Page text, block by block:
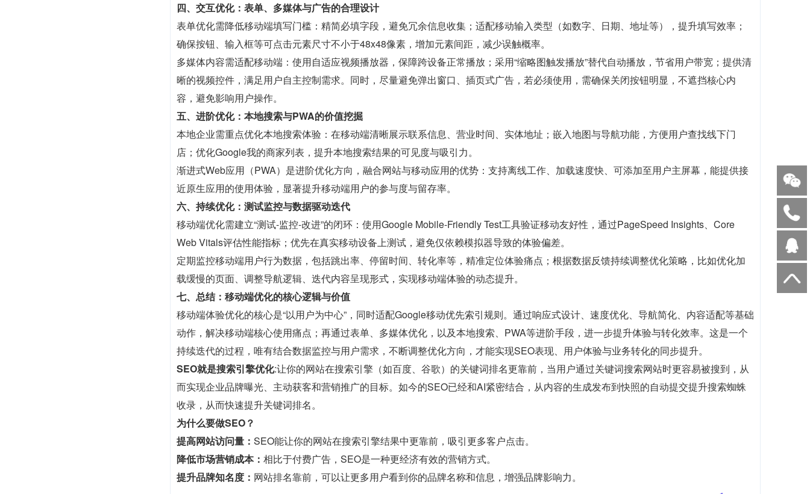
四、交互优化：表单、多媒体与广告的合理设计
表单优化需降低移动端填写门槛：精简必填字段，避免冗余信息收集；适配移动输入类型（如数字、日期、地址等），提升填写效率；
确保按钮、输入框等可点击元素尺寸不小于48x48像素，增加元素间距，减少误触概率。
多媒体内容需适配移动端：使用自适应视频播放器，保障跨设备正常播放；采用“缩略图触发播放”替代自动播放，节省用户带宽；提供清
晰的视频控件，满足用户自主控制需求。同时，尽量避免弹出窗口、插页式广告，若必须使用，需确保关闭按钮明显，不遮挡核心内
容，避免影响用户操作。
五、进阶优化：本地搜索与PWA的价值挖掘
本地企业需重点优化本地搜索体验：在移动端清晰展示联系信息、营业时间、实体地址；嵌入地图与导航功能，方便用户查找线下门
店；优化Google我的商家列表，提升本地搜索结果的可见度与吸引力。
渐进式Web应用（PWA）是进阶优化方向，融合网站与移动应用的优势：支持离线工作、加载速度快、可添加至用户主屏幕，能提供接
近原生应用的使用体验，显著提升移动端用户的参与度与留存率。
六、持续优化：测试监控与数据驱动迭代
移动端优化需建立“测试-监控-改进”的闭环：使用Google Mobile-Friendly Test工具验证移动友好性，通过PageSpeed Insights、Core
Web Vitals评估性能指标；优先在真实移动设备上测试，避免仅依赖模拟器导致的体验偏差。
定期监控移动端用户行为数据，包括跳出率、停留时间、转化率等，精准定位体验痛点；根据数据反馈持续调整优化策略，比如优化加
载缓慢的页面、调整导航逻辑、迭代内容呈现形式，实现移动端体验的动态提升。
七、总结：移动端优化的核心逻辑与价值
移动端体验优化的核心是“以用户为中心”，同时适配Google移动优先索引规则。通过响应式设计、速度优化、导航简化、内容适配等基础
动作，解决移动端核心使用痛点；再通过表单、多媒体优化，以及本地搜索、PWA等进阶手段，进一步提升体验与转化效率。这是一个
持续迭代的过程，唯有结合数据监控与用户需求，不断调整优化方向，才能实现SEO表现、用户体验与业务转化的同步提升。
SEO就是搜索引擎优化:让你的网站在搜索引擎（如百度、谷歌）的关键词排名更靠前，当用户通过关键词搜索网站时更容易被搜到，从
而实现企业品牌曝光、主动获客和营销推广的目标。如今的SEO已经和AI紧密结合，从内容的生成发布到快照的自动提交提升搜索蜘蛛
收录，从而快速提升关键词排名。
为什么要做SEO？
提高网站访问量： SEO能让你的网站在搜索引擎结果中更靠前，吸引更多客户点击。
降低市场营销成本： 相比于付费广告，SEO是一种更经济有效的营销方式。
提升品牌知名度： 网站排名靠前，可以让更多用户看到你的品牌名称和信息，增强品牌影响力。